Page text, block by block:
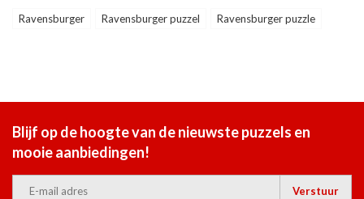
Ravensburger Ravensburger puzzel Ravensburger puzzle
Blijf op de hoogte van de nieuwste puzzels en
mooie aanbiedingen!
Verstuur